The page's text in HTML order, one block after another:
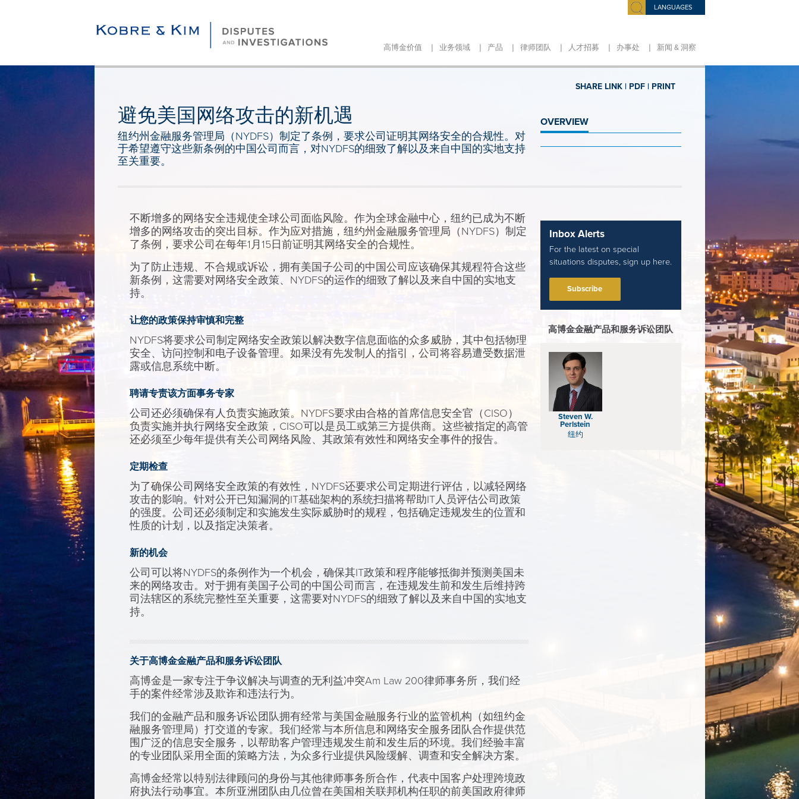
LANGUAGES
高博金价值 | 业务领域 | 产品 | 律师团队 | 人才招募 | 办事处 | 新闻 & 洞察
PRINT
PDF |
SHARE LINK |
避免美国网络攻击的新机遇
纽约州金融服务管理局（NYDFS）制定了条例，要求公司证明其网络安全的合规性。对
于希望遵守这些新条例的中国公司而言，对NYDFS的细致了解以及来自中国的实地支持
至关重要。
OVERVIEW
不断增多的网络安全违规使全球公司面临风险。作为全球金融中心，纽约已成为不断
增多的网络攻击的突出目标。 作为应对措施，纽约州金融服务管理局（NYDFS）制定
了条例，要求公司在每年1 月15日前证明其网络安全的合规性。
为了防止违规、不合规或诉讼，拥有美国子公司的中国公司应该确保其规程符合这些
新条例，这需要对网络安全政策、 NYDFS的运作的细致了解以及来自中国的实地支
持。
让您的政策保持审慎和完整
NYDFS将要求公司制定网络安全政策以解决数字信息面临的众多威胁，其中包括物理
安全、访问控制和电子设备管理。如果没有先发制人的指引，公司将容易遭受数据泄
露或信息系统中断。
聘请专责该方面事务专家
公司还必须确保有人负责实施政策。 NYDFS要求由合格的首席信息安全官（CISO）
负责实施并执行网络安全政策， CISO可以是员工或第三方提供商。这些被指定的高管
还必须至少每年提供有关公司网络风险、其政策有效性和网络安全事件的报告。
定期检查
为了确保公司网络安全政策的有效性，NYDFS还要求公司定期进行评估，以减轻网络
攻击的影响。针对公开已知漏洞的IT基础架构的系统扫描将帮助IT人员评估公司政策
的强度。公司还必须制定和实施发生实际威胁时的规程，包括确定违规发生的位置和
性质的计划，以及指定决策者。
新的机会
公司可以将NYDFS的条例作为一个机会，确保其IT政策和程序能够抵御并预测美国未
来的网络攻击。对于拥有美国子公司的中国公司而言，在违规发生前和发生后维持跨
司法辖区的系统完整性至关重要，这需要对NYDFS的细致了解以及来自中国的实地支
持。
关于高博金金融产品和服务诉讼团队
高博金是一家专注于争议解决与调查的无利益冲突Am Law 200律师事务所，我们经
手的案件经常涉及欺诈和违法行为。
我们的金融产品和服务诉讼团队拥有经常与美国金融服务行业的监管机构（如纽约金
融服务管理局）打交道的专家。我们经常与本所信息和网络安全服务团队合作提供范
围广泛的信息安全服务，以帮助客户管理违规发生前和发生后的环境。我们经验丰富
的专业团队采用全面的策略方法，为众多行业提供风险缓解、调查和安全解决方案。
高博金经常以特别法律顾问的身份与其他律师事务所合作，代表中国客户处理跨境政
府执法行动事宜。本所亚洲团队由几位曾在美国相关联邦机构任职的前美国政府律师
Inbox Alerts
For the latest on special
situations disputes, sign up here.
Subscribe
高博金金融产品和服务诉讼团队
Steven W.
Perlstein
纽约